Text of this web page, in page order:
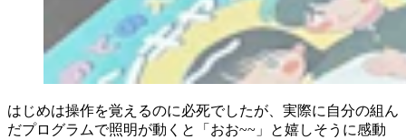
はじめは操作を覚えるのに必死でしたが、実際に自分の組ん
だプログラムで照明が動くと「おお~~」と嬉しそうに感動